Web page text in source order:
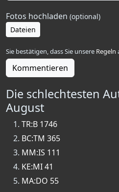
Fotos hochladen (optional)
Dateien
Sie bestätigen, dass Sie unsere Regeln
Kommentieren
Die schlechtesten
August
TR:B 1746
BC:TM 365
MM:IS 111
KE:MI 41
MA:DO 55